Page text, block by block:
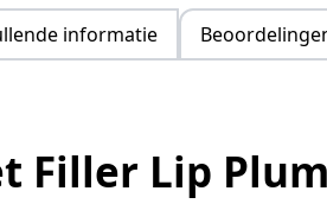
informatie
Filler Lip